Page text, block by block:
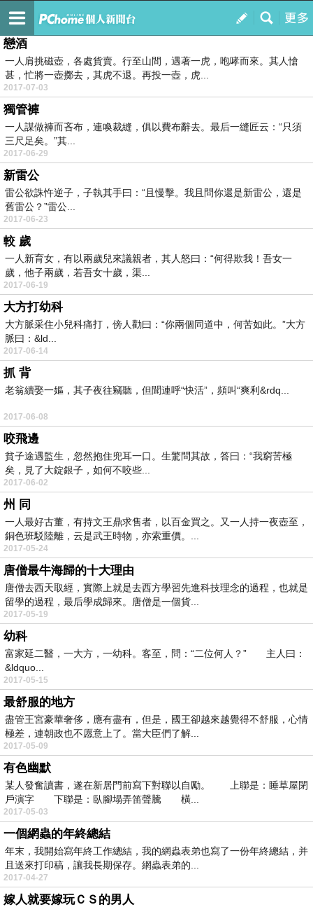
我的
訂閱
免費小遊戲
戀酒
一人肩挑磁壺，各處貨賣。行至山間，遇著一虎，咆哮而來。其人愴
甚，忙將一壺擲去，其虎不退。再投一壺，虎...
2017-07-03
獨管褲
一人謀做褲而吝布，連喚裁縫，俱以費布辭去。最后一縫匠云：“只須
三尺足矣。”其...
2017-06-29
新雷公
雷公欲誅忤逆子，子執其手曰：“且慢擊。我且問你還是新雷公，還是
舊雷公？”雷公...
2017-06-23
較 歲
一人新育女，有以兩歲兒來議親者，其人怒曰：“何得欺我！吾女一
歲，他子兩歲，若吾女十歲，渠...
2017-06-19
大方打幼科
大方脈采住小兒科痛打，傍人勸曰：“你兩個同道中，何苦如此。”大方
脈曰：&ld...
2017-06-14
抓 背
老翁續娶一嫗，其子夜往竊聽，但聞連呼“快活”，頻叫“爽利&rdq...
2017-06-08
咬飛邊
貧子途遇監生，忽然抱住兜耳一口。生驚問其故，答曰：“我窮苦極
矣，見了大錠銀子，如何不咬些...
2017-06-02
州 同
一人最好古董，有持文王鼎求售者，以百金買之。又一人持一夜壺至，
銅色班駁陸離，云是武王時物，亦索重價。...
2017-05-24
唐僧最牛海歸的十大理由
唐僧去西天取經，實際上就是去西方學習先進科技理念的過程，也就是
留學的過程，最后學成歸來。唐僧是一個貨...
2017-05-19
幼科
富家延二醫，一大方，一幼科。客至，問：“二位何人？” 主人曰：
&ldquo...
2017-05-15
最舒服的地方
盡管王宮豪華奢侈，應有盡有，但是，國王卻越來越覺得不舒服，心情
極差，連朝政也不愿意上了。當大臣們了解...
2017-05-09
有色幽默
某人發奮讀書，遂在新居門前寫下對聯以自勵。 上聯是：睡草屋閉
戶演字 下聯是：臥腳塌弄笛聲騰 橫...
2017-05-03
一個網蟲的年終總結
年末，我開始寫年終工作總結，我的網蟲表弟也寫了一份年終總結，并
且送來打印稿，讓我長期保存。網蟲表弟的...
2017-04-27
嫁人就要嫁玩ＣＳ的男人